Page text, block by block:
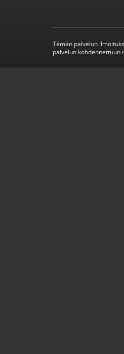
Tämän palvelun
palvelun kohdennettuun